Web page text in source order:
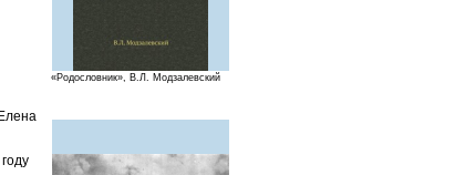
«Родословник», В.Л. Модзалевский